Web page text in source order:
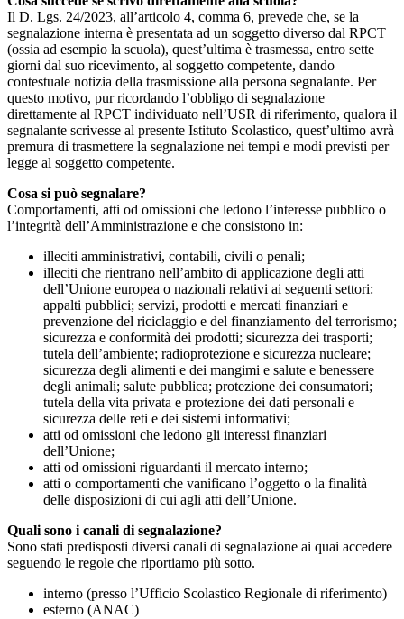
Il D. Lgs. 24/2023, all’articolo 4, comma 6, prevede che, se la
segnalazione interna è presentata ad un soggetto diverso dal RPCT
(ossia ad esempio la scuola), quest’ultima è trasmessa, entro sette
giorni dal suo ricevimento, al soggetto competente, dando
contestuale notizia della trasmissione alla persona segnalante. Per
questo motivo, pur ricordando l’obbligo di segnalazione
direttamente al RPCT individuato nell’USR di riferimento, qualora il
segnalante scrivesse al presente Istituto Scolastico, quest’ultimo avrà
premura di trasmettere la segnalazione nei tempi e modi previsti per
legge al soggetto competente.
Cosa si può segnalare?
Comportamenti, atti od omissioni che ledono l’interesse pubblico o
l’integrità dell’Amministrazione e che consistono in:
illeciti amministrativi, contabili, civili o penali;
illeciti che rientrano nell’ambito di applicazione degli atti
dell’Unione europea o nazionali relativi ai seguenti settori:
appalti pubblici; servizi, prodotti e mercati finanziari e
prevenzione del riciclaggio e del finanziamento del terrorismo;
sicurezza e conformità dei prodotti; sicurezza dei trasporti;
tutela dell’ambiente; radioprotezione e sicurezza nucleare;
sicurezza degli alimenti e dei mangimi e salute e benessere
degli animali; salute pubblica; protezione dei consumatori;
tutela della vita privata e protezione dei dati personali e
sicurezza delle reti e dei sistemi informativi;
atti od omissioni che ledono gli interessi finanziari
dell’Unione;
atti od omissioni riguardanti il mercato interno;
atti o comportamenti che vanificano l’oggetto o la finalità
delle disposizioni di cui agli atti dell’Unione.
Quali sono i canali di segnalazione?
Sono stati predisposti diversi canali di segnalazione ai quai accedere
seguendo le regole che riportiamo più sotto.
interno (presso l’Ufficio Scolastico Regionale di riferimento)
esterno (ANAC)